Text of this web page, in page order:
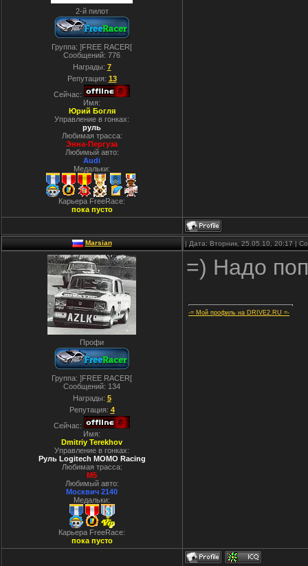
2-й пилот
Группа: ]FREE RACER[
Сообщений: 776
Награды: 7
Репутация: 13
Сейчас:
Имя:
Юрий Богля
Управление в гонках:
руль
Любимая трасса:
Энна-Пергуза
Любимый авто:
Audi
Медальки:
Карьера FreeRace:
пока пусто
Marsian | Дата: Вторник, 25.05.10, 20:17 |
Профи
Группа: ]FREE RACER[
Сообщений: 134
Награды: 5
Репутация: 4
Сейчас:
Имя:
Dmitriy Terekhov
Управление в гонках:
Руль Logitech MOMO Racing
Любимая трасса:
M5
Любимый авто:
Москвич 2140
Медальки:
Карьера FreeRace:
пока пусто
=) Надо
-= Мой профиль на DRIVE2.RU =-